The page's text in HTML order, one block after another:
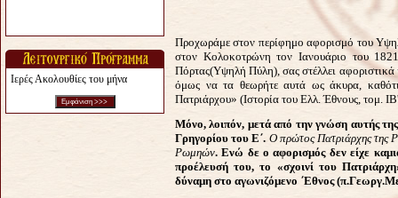
Ιερές Ακολουθίες του μήνα
Προχωράμε στον περίφημο αφορισμό του
στον Κολοκοτρώνη τον Ιανουάριο του
Πόρτας(Υψηλή Πύλη), σας στέλλει
όμως να τα θεωρήτε αυτά ως άκυρα,
Πατριάρχου» (Ιστορία του Ελλ. Έθνους, τομ.
Μόνο, λοιπόν, μετά από την γνώση αυτής
Γρηγορίου του Ε΄. Ο πρώτος Πατριάρχης της
Ρωμηών.Ενώ δε ο αφορισμός δεν είχε
προέλευσή του, το «σχοινί του
δύναμη στο αγωνιζόμενο ΄Εθνος